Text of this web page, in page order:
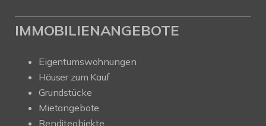
IMMOBILIENANGEBOTE
Eigentumswohnungen
Häuser zum Kauf
Grundstücke
Mietangebote
Renditeobjekte